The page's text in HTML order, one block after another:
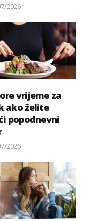
2026
vrijeme za
ako želite
popodnevni
2026